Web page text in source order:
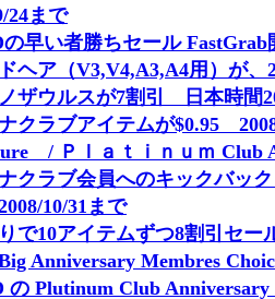
24まで
早い者勝ちセール FastGrab
ドヘア（V3,V4,A3,A4用）が、
ザウルスが7割引 日本時間
クラブアイテムが$0.95
/ Ｐｌａｔｉｎｕｍ Club
クラブ会員へのキックバッ
10/31まで
で10アイテムずつ8割引セ
Anniversary Membres
の Plutinum Club Anniversary